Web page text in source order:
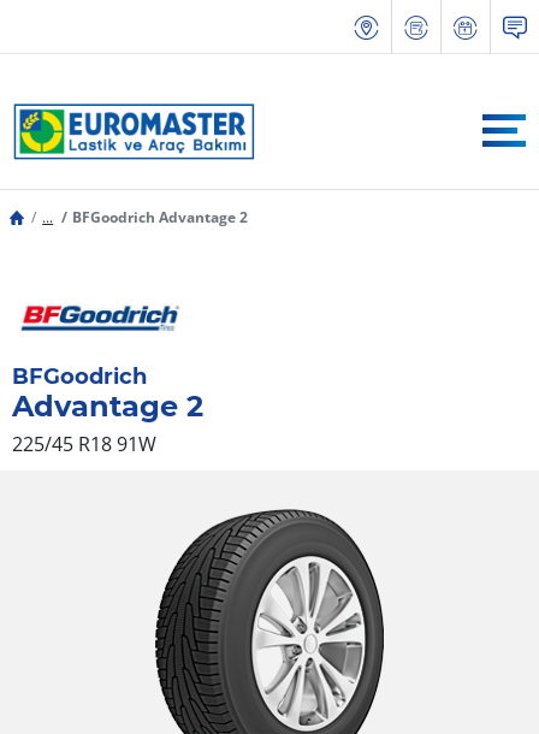
... BFGoodrich Advantage 2
BFGoodrich
Advantage 2
225/45 R18 91W